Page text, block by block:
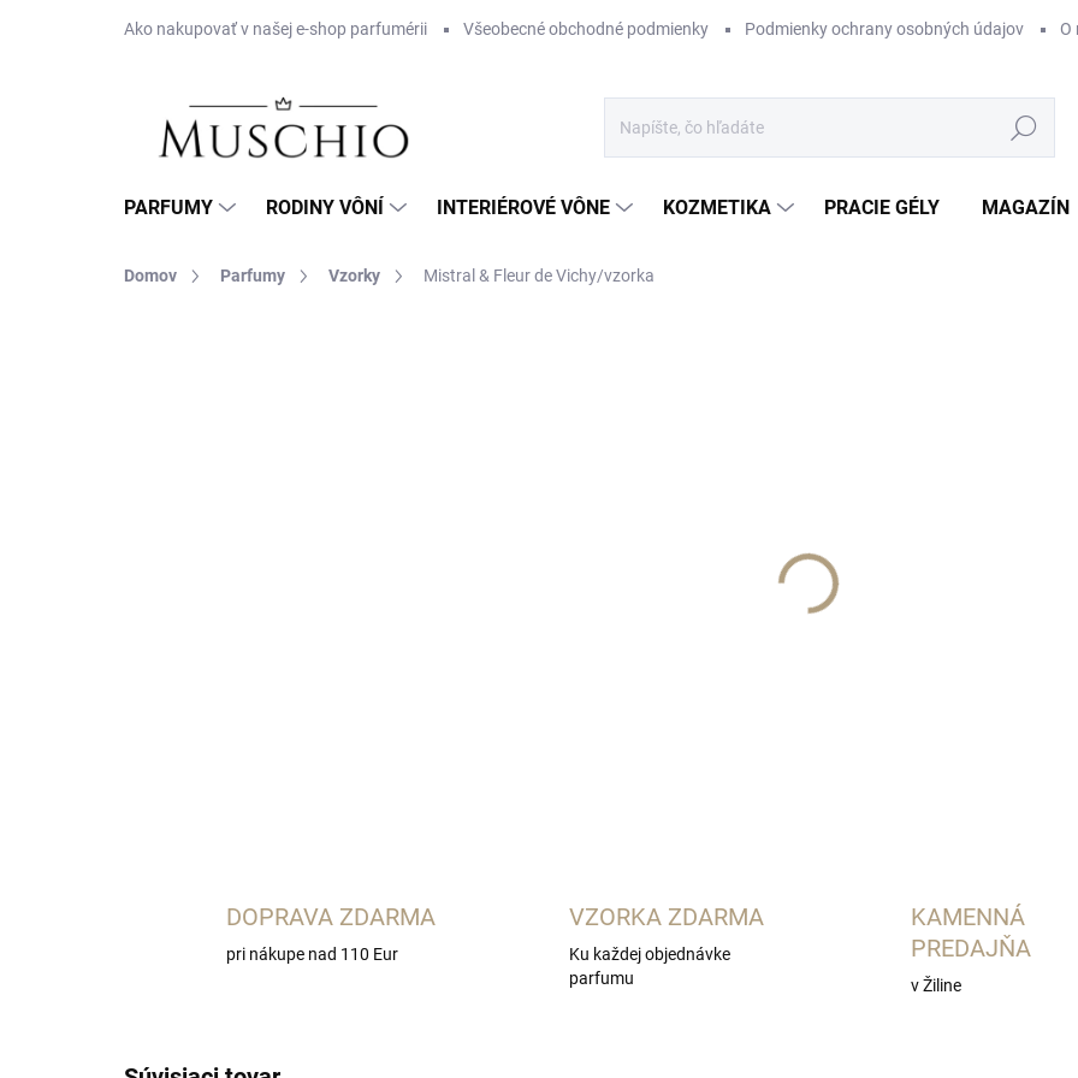
Ako nakupovať v našej e-shop parfumérii Všeobecné obchodné podmienky Podmienky ochrany osobných údajov O
Hľadať
PARFUMY RODINY VÔNÍ INTERIÉROVÉ VÔNE KOZMETIKA PRACIE GÉLY MAGAZÍN
Domov Parfumy Vzorky Mistral & Fleur de Vichy/vzorka
pH fragrances
DOPRAVA ZDARMA
pri nákupe nad 110 Eur
VZORKA ZDARMA
Ku každej objednávke
parfumu
KAMENNÁ
PREDAJŇA
v Žiline